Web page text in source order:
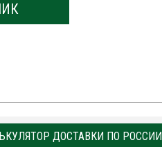
ДОСТАВКИ ПО РОССИИ